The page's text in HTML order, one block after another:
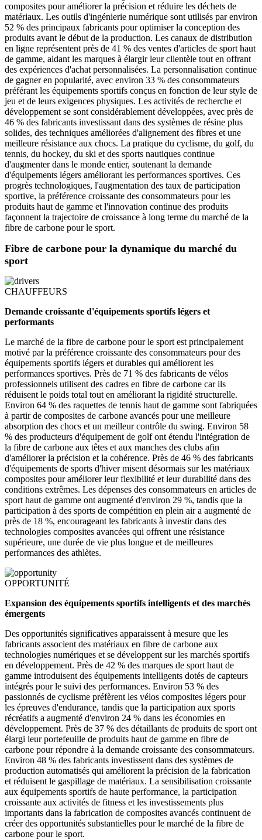
composites pour améliorer la précision et réduire les déchets de
matériaux. Les outils d'ingénierie numérique sont utilisés par environ
52 % des principaux fabricants pour optimiser la conception des
produits avant le début de la production. Les canaux de distribution
en ligne représentent près de 41 % des ventes d'articles de sport haut
de gamme, aidant les marques à élargir leur clientèle tout en offrant
des expériences d'achat personnalisées. La personnalisation continue
de gagner en popularité, avec environ 33 % des consommateurs
préférant les équipements sportifs conçus en fonction de leur style de
jeu et de leurs exigences physiques. Les activités de recherche et
développement se sont considérablement développées, avec près de
46 % des fabricants investissant dans des systèmes de résine plus
solides, des techniques améliorées d'alignement des fibres et une
meilleure résistance aux chocs. La pratique du cyclisme, du golf, du
tennis, du hockey, du ski et des sports nautiques continue
d'augmenter dans le monde entier, soutenant la demande
d'équipements légers améliorant les performances sportives. Ces
progrès technologiques, l'augmentation des taux de participation
sportive, la préférence croissante des consommateurs pour les
produits haut de gamme et l'innovation continue des produits
façonnent la trajectoire de croissance à long terme du marché de la
fibre de carbone pour le sport.
Fibre de carbone pour la dynamique du marché du
sport
CHAUFFEURS
Demande croissante d'équipements sportifs légers et
performants
Le marché de la fibre de carbone pour le sport est principalement
motivé par la préférence croissante des consommateurs pour des
équipements sportifs légers et durables qui améliorent les
performances sportives. Près de 71 % des fabricants de vélos
professionnels utilisent des cadres en fibre de carbone car ils
réduisent le poids total tout en améliorant la rigidité structurelle.
Environ 64 % des raquettes de tennis haut de gamme sont fabriquées
à partir de composites de carbone avancés pour une meilleure
absorption des chocs et un meilleur contrôle du swing. Environ 58
% des producteurs d'équipement de golf ont étendu l'intégration de
la fibre de carbone aux têtes et aux manches des clubs afin
d'améliorer la précision et la cohérence. Près de 46 % des fabricants
d'équipements de sports d'hiver misent désormais sur les matériaux
composites pour améliorer leur flexibilité et leur durabilité dans des
conditions extrêmes. Les dépenses des consommateurs en articles de
sport haut de gamme ont augmenté d'environ 29 %, tandis que la
participation à des sports de compétition en plein air a augmenté de
près de 18 %, encourageant les fabricants à investir dans des
technologies composites avancées qui offrent une résistance
supérieure, une durée de vie plus longue et de meilleures
performances des athlètes.
OPPORTUNITÉ
Expansion des équipements sportifs intelligents et des marchés
émergents
Des opportunités significatives apparaissent à mesure que les
fabricants associent des matériaux en fibre de carbone aux
technologies numériques et se développent sur les marchés sportifs
en développement. Près de 42 % des marques de sport haut de
gamme introduisent des équipements intelligents dotés de capteurs
intégrés pour le suivi des performances. Environ 53 % des
passionnés de cyclisme préfèrent les vélos composites légers pour
les épreuves d'endurance, tandis que la participation aux sports
récréatifs a augmenté d'environ 24 % dans les économies en
développement. Près de 37 % des détaillants de produits de sport ont
élargi leur portefeuille de produits haut de gamme en fibre de
carbone pour répondre à la demande croissante des consommateurs.
Environ 48 % des fabricants investissent dans des systèmes de
production automatisés qui améliorent la précision de la fabrication
et réduisent le gaspillage de matériaux. La sensibilisation croissante
aux équipements sportifs de haute performance, la participation
croissante aux activités de fitness et les investissements plus
importants dans la fabrication de composites avancés continuent de
créer des opportunités substantielles pour le marché de la fibre de
carbone pour le sport.